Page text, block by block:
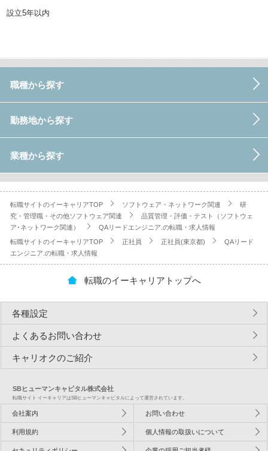
設立5年以内
職種から探す
勤務地から探す
業種から探す
転職サイトのイーキャリアTOP ソフトウェア・ネットワーク関連
研
究・管理職・その他ソフトウェア関連
品質管理・評価・テスト（ソフトウェ
ア･ネットワーク関連）
QAリードエンジニア.の転職・求人情報
転職サイトのイーキャリアTOP 正社員 正社員(東京都)
QAリード
エンジニア.の転職・求人情報
転職のイーキャリアトップへ
各種設定
よくあるお問い合わせ
キャリオクのご紹介
SBヒューマンキャピタル株式会社
転職サイト イーキャリアはSBヒューマンキャピタルによって運営されています。
会社案内 お問い合わせ
利用規約 個人情報の取扱いについて